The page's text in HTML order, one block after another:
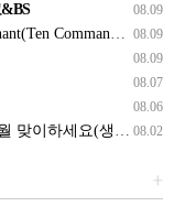
08.09
08.09
1):Sermon & BS
08.09
08.07
08.06
08.02
수생명 내생명 우리생명!
+